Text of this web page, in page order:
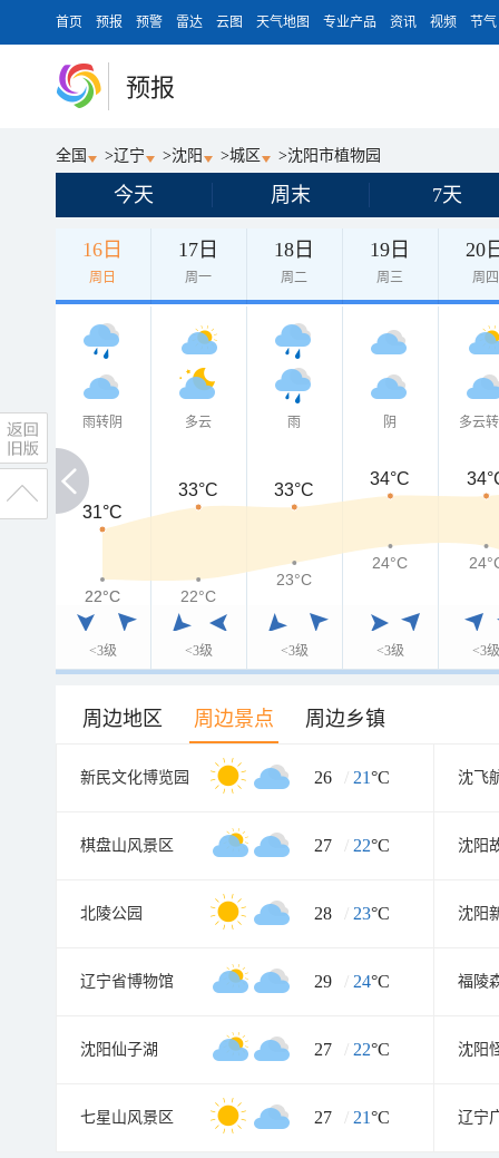
首页 预报 预警 雷达 云图 天气地图 专业产品 资讯 视频 节气
预报
全国 >辽宁 >沈阳 >城区 >沈阳市植物园
今天 周末 7天
16日
周日
17日
周一
18日
周二
19日
周三
20
周四
雨转阴
<3级
多云
<3级
雨
<3级
阴
<3级
多云
<3级
31°C
31°C
33°C 33°C
34°C
22°C
22°C 22°C
23°C
24°C
周边地区 周边景点 周边乡镇
新民文化博览园 26 / 21°C 沈飞
棋盘山风景区 27 / 22°C 沈阳
北陵公园 28 / 23°C 沈阳
辽宁省博物馆 29 / 24°C 福陵
沈阳仙子湖 27 / 22°C 沈阳
七星山风景区 27 / 21°C 辽宁